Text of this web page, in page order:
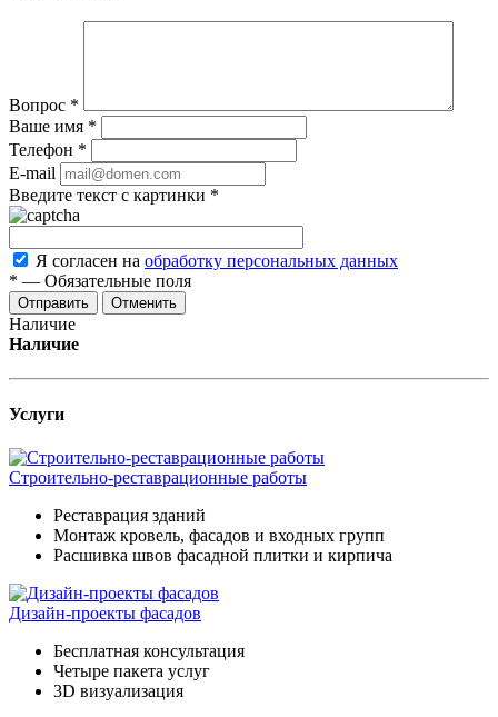
Вопрос *
Ваше имя *
Телефон *
E-mail
Введите текст с картинки *
Я согласен на обработку персональных данных
* — Обязательные поля
Отменить
Наличие
Наличие
Услуги
Строительно-реставрационные работы
Реставрация зданий
Монтаж кровель, фасадов и входных групп
Расшивка швов фасадной плитки и кирпича
Дизайн-проекты фасадов
Бесплатная консультация
Четыре пакета услуг
3D визуализация